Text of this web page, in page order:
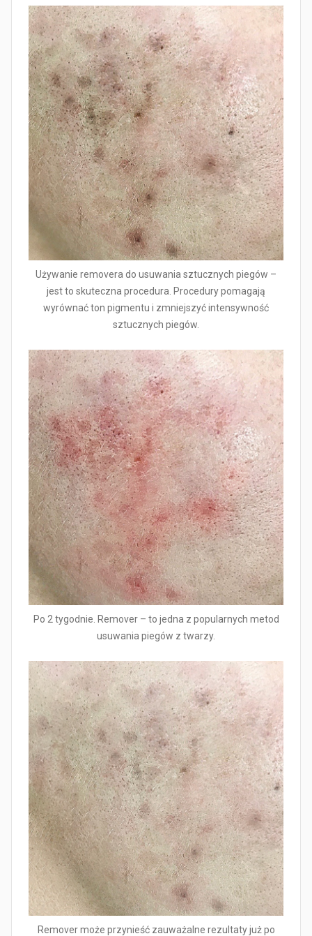
Używanie removera do usuwania sztucznych piegów –
jest to skuteczna procedura. Procedury pomagają
wyrównać ton pigmentu i zmniejszyć intensywność
sztucznych piegów.
Po 2 tygodnie. Remover – to jedna z popularnych metod
usuwania piegów z twarzy.
Remover może przynieść zauważalne rezultaty już po